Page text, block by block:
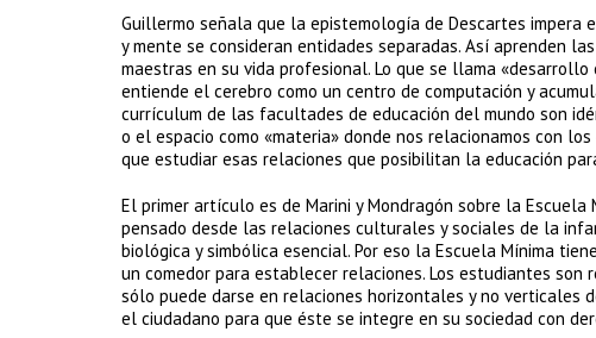
Guillermo señala que la epistemología de Descartes impera
y mente se consideran entidades separadas. Así aprenden
maestras en su vida profesional. Lo que se llama
entiende el cerebro como un centro de computación y
currículum de las facultades de educación del mundo son
o el espacio como «materia» donde nos relacionamos con
que estudiar esas relaciones que posibilitan la educación
El primer artículo es de Marini y Mondragón sobre la
pensado desde las relaciones culturales y sociales de la
biológica y simbólica esencial. Por eso la Escuela Mínima
un comedor para establecer relaciones. Los estudiantes son
sólo puede darse en relaciones horizontales y no verticales
el ciudadano para que éste se integre en su sociedad con